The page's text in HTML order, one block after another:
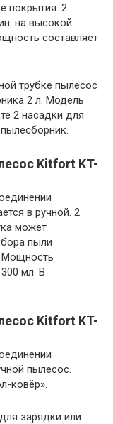
покрытия. 2
на высокой
составляет
трубке пылесос
2 л. Модель
2 насадки для
Kitfort KT-
в ручной. 2
может
пыли
Мощность
мл. В
Kitfort KT-
пылесос.
ковёр».
зарядки или